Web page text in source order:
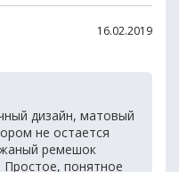
16.02.2019
дизайн, матовый
не остается
ремешок
Простое, понятное